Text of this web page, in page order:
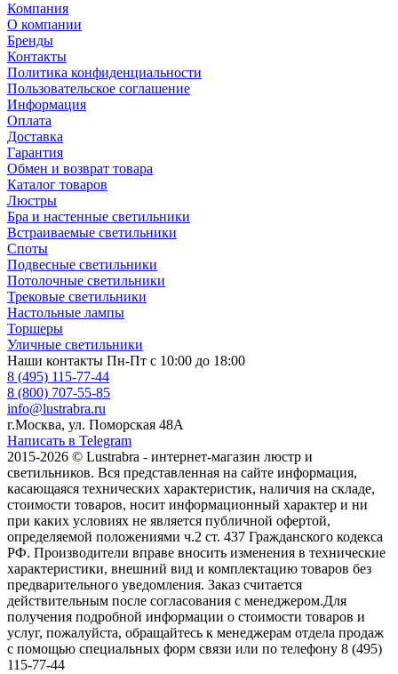
Компания
О компании
Бренды
Контакты
Политика конфиденциальности
Пользовательское соглашение
Информация
Оплата
Доставка
Гарантия
Обмен и возврат товара
Каталог товаров
Люстры
Бра и настенные светильники
Встраиваемые светильники
Споты
Подвесные светильники
Потолочные светильники
Трековые светильники
Настольные лампы
Торшеры
Уличные светильники
Наши контакты Пн-Пт с 10:00 до 18:00
8 (495) 115-77-44
8 (800) 707-55-85
info@lustrabra.ru
г.Москва, ул. Поморская 48А
Написать в Telegram
2015-2026 © Lustrabra - интернет-магазин люстр и
светильников. Вся представленная на сайте информация,
касающаяся технических характеристик, наличия на складе,
стоимости товаров, носит информационный характер и ни
при каких условиях не является публичной офертой,
определяемой положениями ч.2 ст. 437 Гражданского кодекса
РФ. Производители вправе вносить изменения в технические
характеристики, внешний вид и комплектацию товаров без
предварительного уведомления. Заказ считается
действительным после согласования с менеджером.Для
получения подробной информации о стоимости товаров и
услуг, пожалуйста, обращайтесь к менеджерам отдела продаж
с помощью специальных форм связи или по телефону 8 (495)
115-77-44